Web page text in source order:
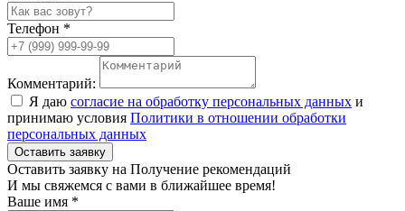
Телефон *
Комментарий:
Я даю согласие на обработку персональных данных и
принимаю условия Политики в отношении обработки
персональных данных
Оставить заявку
Оставить заявку на Получение рекомендаций
И мы свяжемся с вами в ближайшее время!
Ваше имя *